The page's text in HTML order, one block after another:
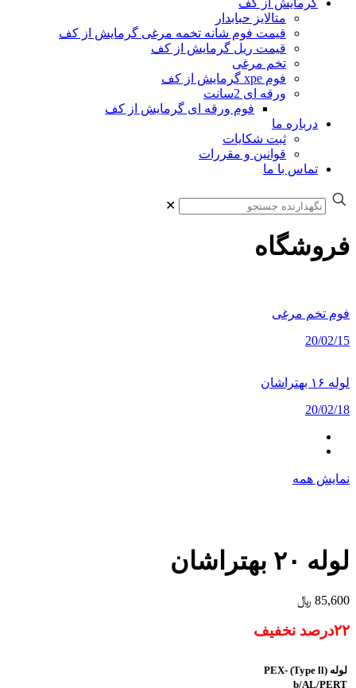
گرمایش از کف
متالایز حبابدار
قیمت فوم شانه تخمه مرغی گرمایش از کف
قیمت ریل گرمایش از کف
تخم مرغی
فوم xpe گرمایش از کف
ورقه ای 2سانت
فوم ورقه ای گرمایش از کف
درباره ما
ثبت شکایات
قوانین و مقررات
تماس با ما
✕
فروشگاه
فوم تخم مرغی
20/02/15
لوله ۱۶ بهتراشان
20/02/18
نمایش همه
لوله ۲۰ بهتراشان
85,600 ﷼
۲۲درصد نخفیف
لوله (Type ll
)
PEX-
b/AL/PERT